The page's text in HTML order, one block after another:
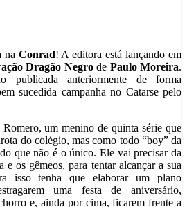
na Conrad! A editora está lançando em
Dragão Negrode Paulo Moreira.
anteriormente de forma
sucedida campanha no Catarse pelo
um menino de quinta série que
do colégio, mas como todo “boy” da
que não é o único. Ele vai precisar da
e os gêmeos, para tentar alcançar a sua
isso tenha que elaborar um plano
uma festa de aniversário,
e, ainda por cima, ficarem frente a